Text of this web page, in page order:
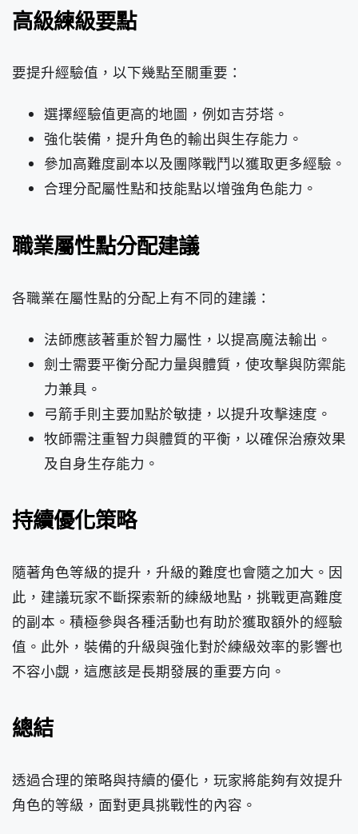
高級練級要點
要提升經驗值，以下幾點至關重要：
選擇經驗值更高的地圖，例如吉芬塔。
強化裝備，提升角色的輸出與生存能力。
參加高難度副本以及團隊戰鬥以獲取更多經驗。
合理分配屬性點和技能點以增強角色能力。
職業屬性點分配建議
各職業在屬性點的分配上有不同的建議：
法師應該著重於智力屬性，以提高魔法輸出。
劍士需要平衡分配力量與體質，使攻擊與防禦能
力兼具。
弓箭手則主要加點於敏捷，以提升攻擊速度。
牧師需注重智力與體質的平衡，以確保治療效果
及自身生存能力。
持續優化策略
隨著角色等級的提升，升級的難度也會隨之加大。因
此，建議玩家不斷探索新的練級地點，挑戰更高難度
的副本。積極參與各種活動也有助於獲取額外的經驗
值。此外，裝備的升級與強化對於練級效率的影響也
不容小覷，這應該是長期發展的重要方向。
總結
透過合理的策略與持續的優化，玩家將能夠有效提升
角色的等級，面對更具挑戰性的內容。